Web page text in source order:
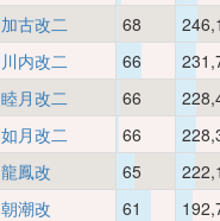
加古改二 68
川内改二 66
睦月改二 66
如月改二 66
龍鳳改 65
朝潮改 61